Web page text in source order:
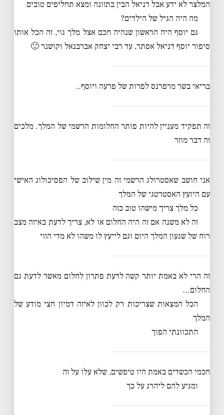
המלצר לא ידע אבל דניאל הבין בתזונה ומצא תחליפים טובים
מה היה הגיל של הילדים?
גם יוסף היה הראשון שנהיה חכם אצל מלך גוי, זה הכל אותו
סיפור יוסף דניאל אסתר, עד רבי יצחק אברבנאל וקושנר 🙂
בריאי בשר מרפרנס לפרות של פרעה ויוסף..
זה תפקיד מעניין להיות פותר החלומות הרשמי של המלך. מלכים
זה דבר מוזר
אני חושב שאסטרולג הרשמי זה מין שילוב של הפסיכולוג האישי
עם היועץ האסטרטגי של המלך
כל מלך צריך מישהו טוב כזה
זה לא משנה אם זה היה החלום או לא, צריך לדעת באיזה מצב
רוח של שגעון המלך היום וגם לייעץ לו משהו לא מדי הזוי
זה הרי לא באמת יותר קשה לדעת פתרון לחלום מאשר לדעת גם
החלום…
הכל המצאות שצריכות רק לכוון לאיזה דמיון חצי מודע של
המלך
התכוונתי הפוך
חכמי הכשדים באמת היו טיפשים, שלא עלו על זה
ומגיע להם ליהרג על כך